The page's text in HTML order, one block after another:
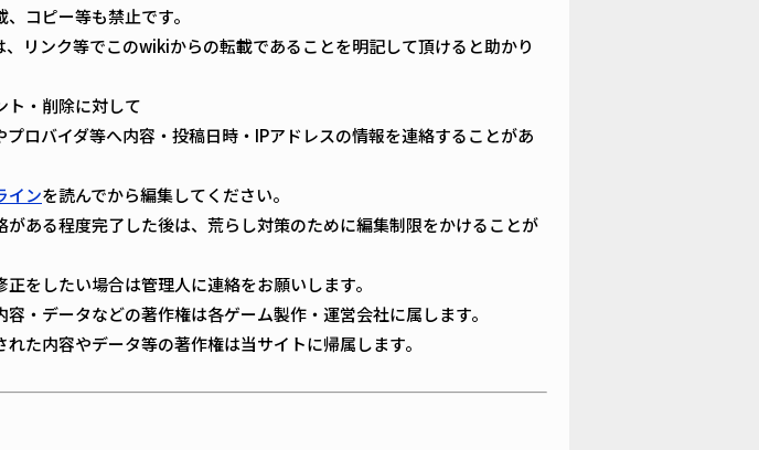
コピー等も禁止です。
リンク等でこのwikiからの転載であることを明記して頂けると助かり
ト・削除に対して
ロバイダ等へ内容・投稿日時・IPアドレスの情報を連絡することがあ
インを読んでから編集してください。
ある程度完了した後は、荒らし対策のために編集制限をかけることが
をしたい場合は管理人に連絡をお願いします。
・データなどの著作権は各ゲーム製作・運営会社に属します。
た内容やデータ等の著作権は当サイトに帰属します。